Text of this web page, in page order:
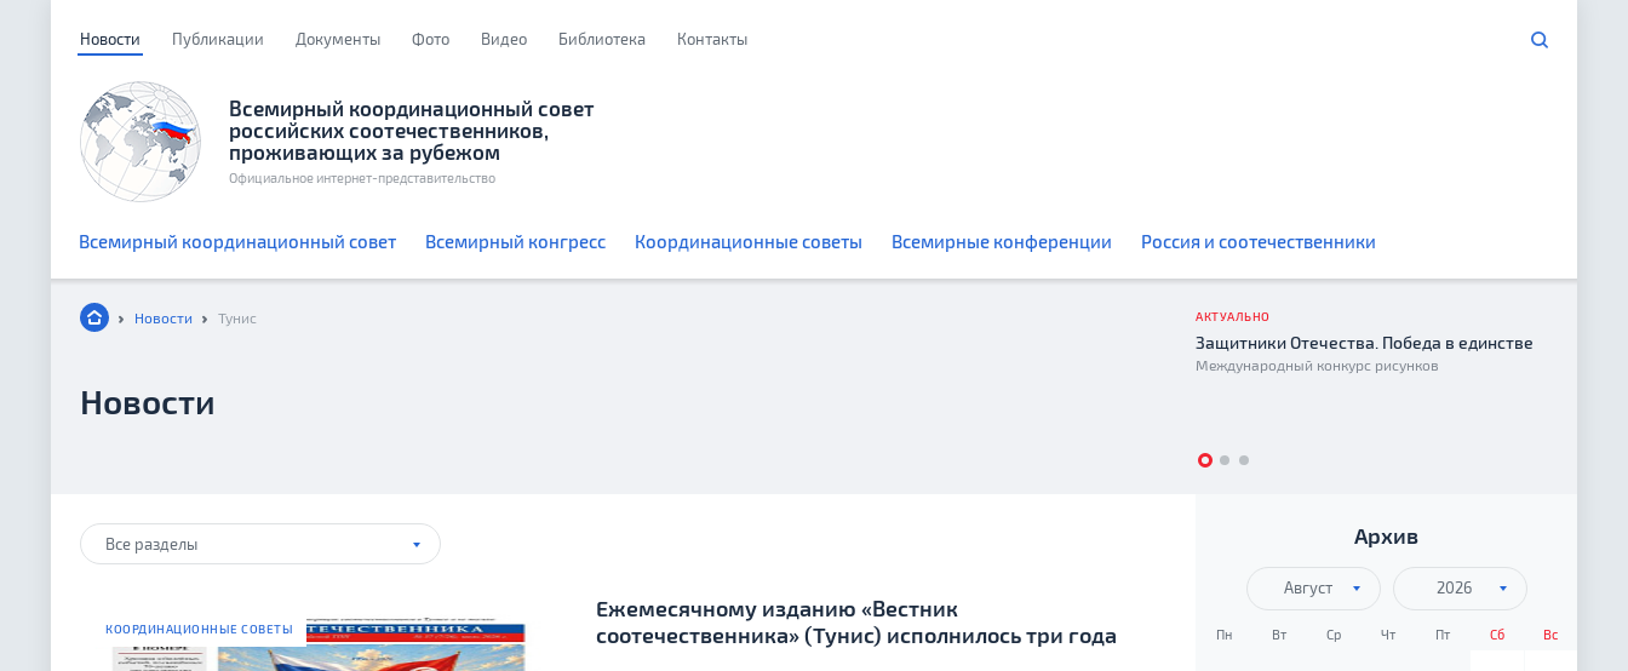
Новости Публикации Документы Фото Видео Библиотека Контакты
Всемирный координационный совет
российских соотечественников,
проживающих за рубежом
Официальное интернет-представительство
Всемирный координационный совет Всемирный конгресс Координационные советы Всемирные конференции Россия и соотечественники
АКТУАЛЬНО
Защитники Отечества. Победа в единстве
Международный конкурс рисунков
Новости Тунис
Новости
Все разделы
КООРДИНАЦИОННЫЕ СОВЕТЫ
Ежемесячному изданию «Вестник
соотечественника» (Тунис) исполнилось три года
Архив
Август 2026
Пн Вт Ср Чт Пт Сб Вс